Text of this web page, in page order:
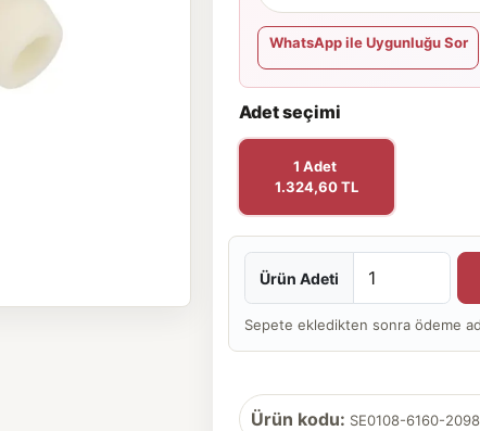
WhatsApp ile Uygunluğu Sor
Adet seçimi
1 Adet
1.324,60 TL
Ürün Adeti
Sepete ekledikten sonra ödeme
Ürün kodu: SE0108-6160-